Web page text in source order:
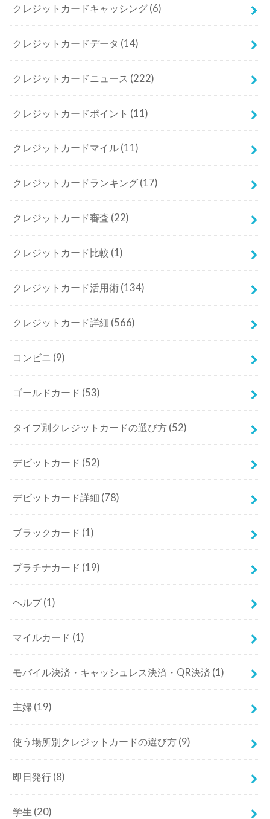
クレジットカードキャッシング (6)
クレジットカードデータ (14)
クレジットカードニュース (222)
クレジットカードポイント (11)
クレジットカードマイル (11)
クレジットカードランキング (17)
クレジットカード審査 (22)
クレジットカード比較 (1)
クレジットカード活用術 (134)
クレジットカード詳細 (566)
コンビニ (9)
ゴールドカード (53)
タイプ別クレジットカードの選び方 (52)
デビットカード (52)
デビットカード詳細 (78)
ブラックカード (1)
プラチナカード (19)
ヘルプ(1)
マイルカード (1)
モバイル決済・キャッシュレス決済・QR決済 (1)
主婦 (19)
使う場所別クレジットカードの選び方 (9)
即日発行 (8)
学生 (20)